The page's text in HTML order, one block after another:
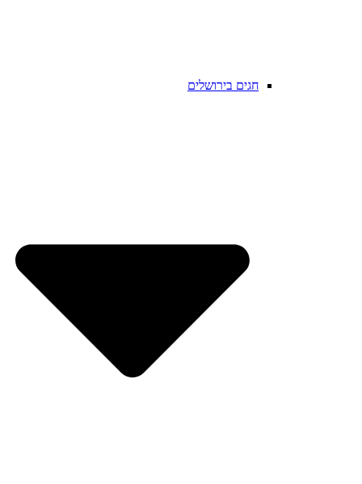
חגים בירושלים